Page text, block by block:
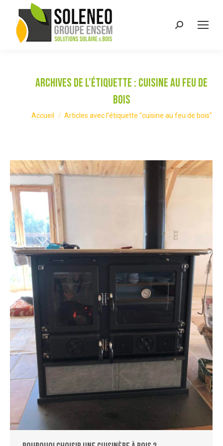
Recherche
Archives de l’étiquette : cuisine au feu de
bois
Vous êtes ici :
Accueil Articles avec l’étiquette "cuisine au feu de bois"